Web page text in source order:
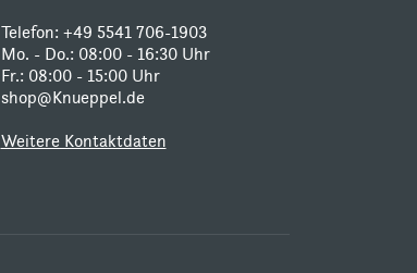
Telefon: +49 5541 706-1903
Mo. - Do.: 08:00 - 16:30 Uhr
Fr.: 08:00 - 15:00 Uhr
shop@Knueppel.de
Weitere Kontaktdaten